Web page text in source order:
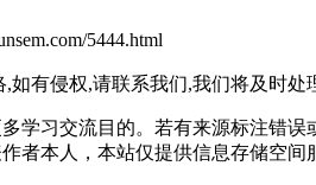
5444.html
有侵权,请联系我们,我们将及时处
学习交流目的。若有来源标注错
者本人，本站仅提供信息存储空